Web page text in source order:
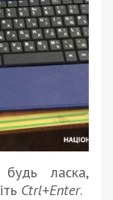
ласка,
Ctrl+Enter.